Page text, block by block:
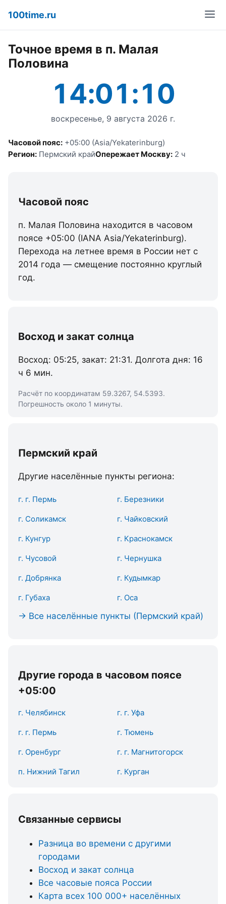
100time.ru
Точное время в п. Малая
Половина
14:01:10
воскресенье, 9 августа 2026 г.
Часовой пояс: +05:00 (Asia/Yekaterinburg)
Регион: Пермский крайОпережает Москву: 2 ч
Часовой пояс
п. Малая Половина находится в часовом
поясе +05:00 (IANA Asia/Yekaterinburg).
Перехода на летнее время в России нет с
2014 года — смещение постоянно круглый
год.
Восход и закат солнца
Восход: 05:25, закат: 21:31. Долгота дня: 16
ч 6 мин.
Расчёт по координатам 59.3267, 54.5393.
Погрешность около 1 минуты.
Пермский край
Другие населённые пункты региона:
г. г. Пермь г. Березники
г. Соликамск г. Чайковский
г. Кунгур г. Краснокамск
г. Чусовой г. Чернушка
г. Добрянка г. Кудымкар
г. Губаха г. Оса
→ Все населённые пункты (Пермский край)
Другие города в часовом поясе
+05:00
г. Челябинск г. г. Уфа
г. г. Пермь г. Тюмень
г. Оренбург г. г. Магнитогорск
п. Нижний Тагил г. Курган
Связанные сервисы
Разница во времени с другими
городами
Восход и закат солнца
Все часовые пояса России
Карта всех 100 000+ населённых